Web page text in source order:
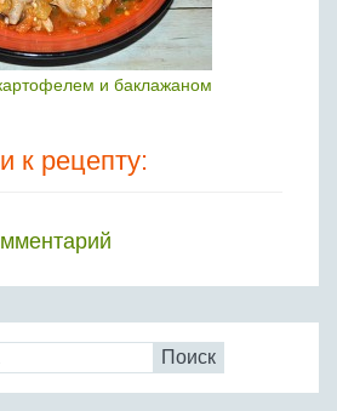
и баклажаном
к рецепту:
Поиск